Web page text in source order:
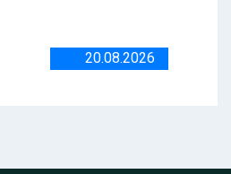
20.08.2026